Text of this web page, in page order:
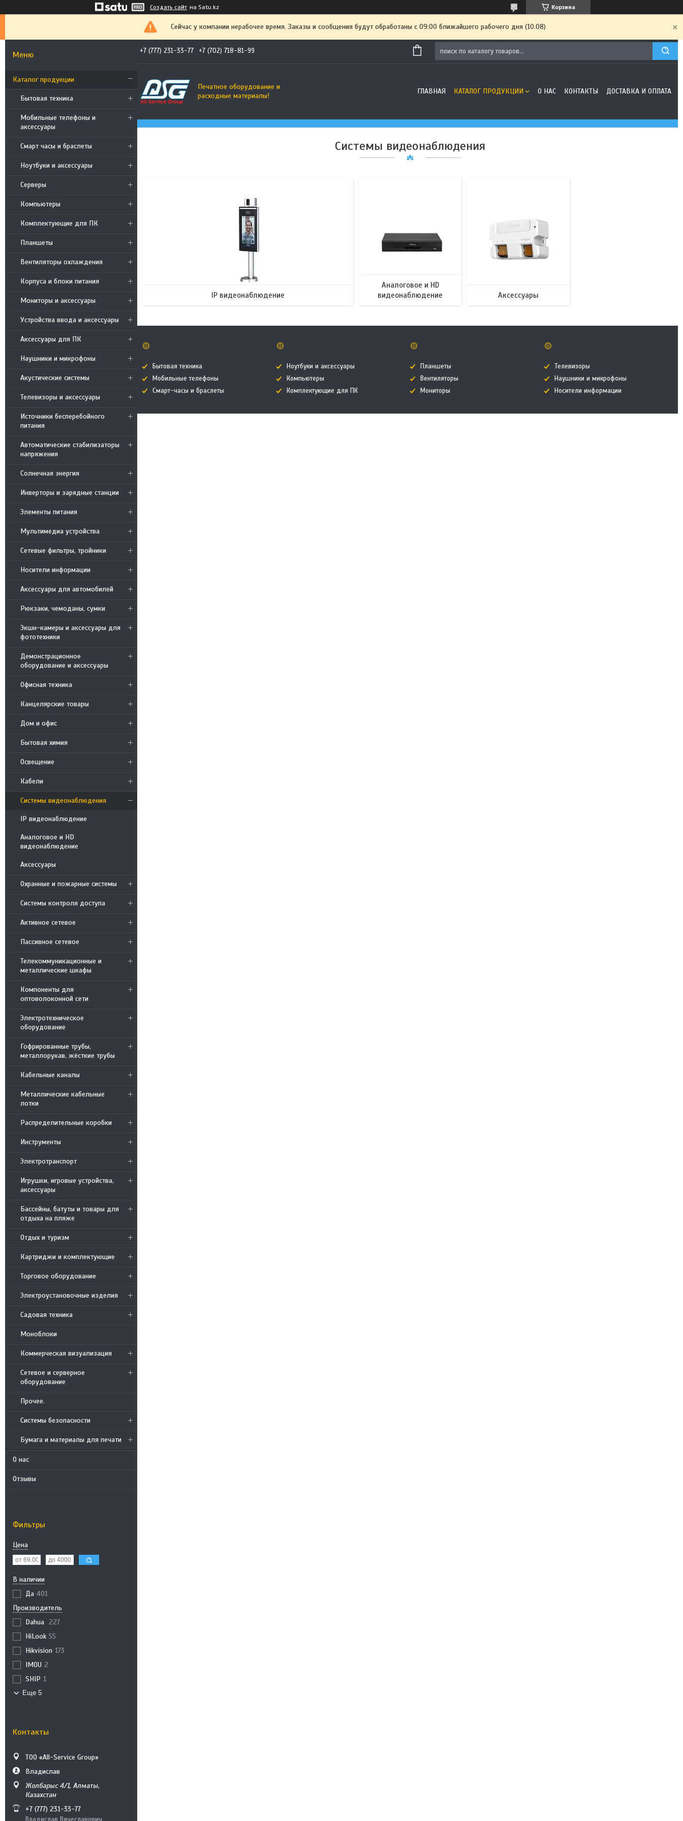
Создать сайт на Satu.kz Корзина
Сейчас у компании нерабочее время. Заказы и сообщения будут обработаны с 09:00 ближайшего рабочего дня (10.08)
Каталог продукции
Бытовая техника
Мобильные телефоны и
аксессуары
Смарт часы и браслеты
Ноутбуки и аксессуары
Cерверы
Компьютеры
Комплектующие для ПК
Планшеты
Вентиляторы охлаждения
Корпуса и блоки питания
Мониторы и аксессуары
Устройства ввода и аксессуары
Аксессуары для ПК
Наушники и микрофоны
Акустические системы
Телевизоры и аксессуары
Источники бесперебойного
питания
Автоматические стабилизаторы
напряжения
Солнечная энергия
Инверторы и зарядные станции
Элементы питания
Мультимедиа устройства
Сетевые фильтры, тройники
Носители информации
Аксессуары для автомобилей
Рюкзаки, чемоданы, сумки
Экшн-камеры и аксессуары для
фототехники
Демонстрационное
оборудование и аксессуары
Офисная техника
Канцелярские товары
Дом и офис
Бытовая химия
Освещение
Кабели
Системы видеонаблюдения
IP видеонаблюдение
Аналоговое и HD
видеонаблюдение
Аксессуары
Охранные и пожарные системы
Системы контроля доступа
Активное сетевое
Пассивное сетевое
Телекоммуникационные и
металлические шкафы
Компоненты для
оптоволоконной сети
Электротехническое
оборудование
Гофрированные трубы,
металлорукав, жёсткие трубы
Кабельные каналы
Металлические кабельные
лотки
Распределительные коробки
Инструменты
Электротранспорт
Игрушки, игровые устройства,
аксессуары
Бассейны, батуты и товары для
отдыха на пляже
Отдых и туризм
Картриджи и комплектующие
Торговое оборудование
Электроустановочные изделия
Садовая техника
Моноблоки
Коммерческая визуализация
Сетевое и серверное
оборудование
Прочее.
Системы безопасности
Бумага и материалы для печати
О нас
Отзывы
Фильтры
Цена
В наличии
Да 401
Производитель
Dahua 227
HiLook 55
Hikvision 173
IMOU 2
SHIP 1
Еще 5
Контакты
ТОО «All-Service Group»
Владислав
Жолбарыс 4/1, Алматы,
Казахстан
+7 (777) 231-33-77
+7 (777) 231-33-77 +7 (702) 718-81-99
Печатное оборудование и
расходные материалы!
ГЛАВНАЯ КАТАЛОГ ПРОДУКЦИИ О НАС КОНТАКТЫ ДОСТАВКА И ОПЛАТА
Системы видеонаблюдения
350
IP видеонаблюдение
36
Аналоговое и HD
видеонаблюдение
116
Аксессуары
🟡
Бытовая техника
Мобильные телефоны
Смарт-часы и браслеты
🟡
Ноутбуки и аксессуары
Компьютеры
Комплектующие для ПК
🟡
Планшеты
Вентиляторы
Мониторы
🟡
Телевизоры
Наушники и микрофоны
Носители информации